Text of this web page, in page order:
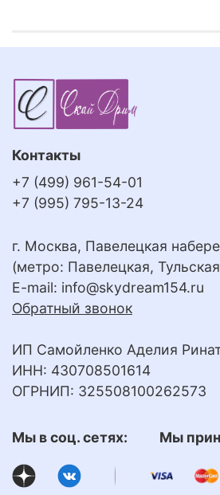
Контакты
+7 (499) 961-54-01
+7 (995) 795-13-24
г. Москва, Павелецкая
(метро: Павелецкая,
E-mail: info@skydream154.ru
Обратный звонок
ИП Самойленко Аделия
ИНН: 430708501614
ОГРНИП: 325508100262573
Мы в соц. сетях: Мы